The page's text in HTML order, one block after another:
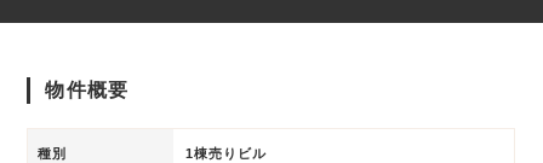
物件概要
種別 1棟売りビル